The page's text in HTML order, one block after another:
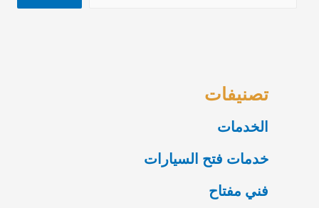
تصنيفات
الخدمات
خدمات فتح السيارات
فني مفتاح